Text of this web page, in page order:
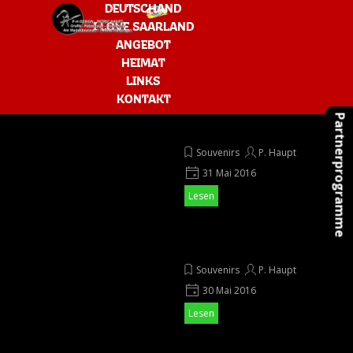
Direkt zum Seiteninhalt Menü überspringen
DEUTSCHAND
I LOVE SAARLAND
ANGEBOT
HEIMAT
LINKS
KONTAKT
Partnerprogramme
Magnete sind eingetroffen
Souvenirs
P. Haupt
31 Mai 2016
Lesen
Souvenirs
P. Haupt
30 Mai 2016
Lesen